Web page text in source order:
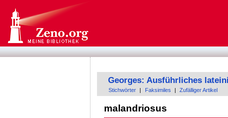
Georges: Ausführliches
Stichwörter Faksimiles Zufälliger Artikel
malandriosus